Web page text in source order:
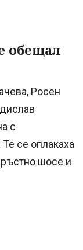
обещал
Росен
с
се оплакаха
шосе и